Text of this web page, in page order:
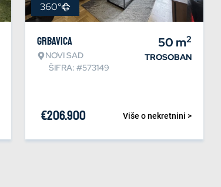
360°
Grbavica
NOVI SAD
ŠIFRA: #573149
50 m2
TROSOBAN
Više o nekretnini >
€206.900